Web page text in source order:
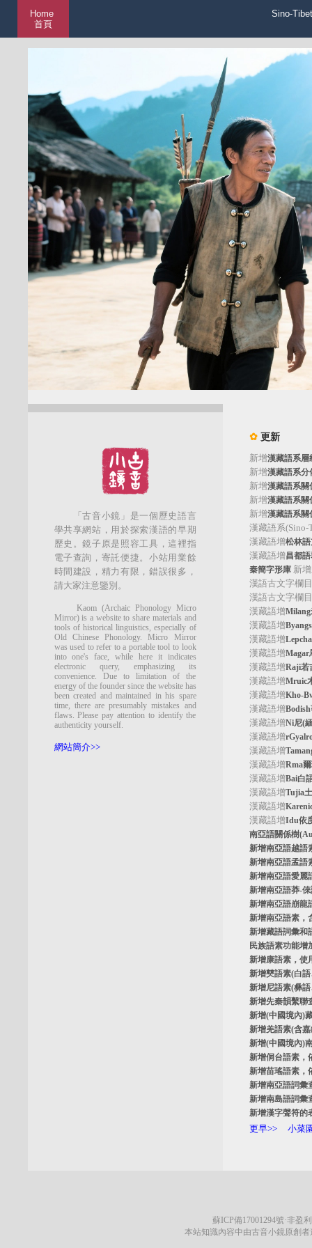
Home
首頁
Sino-
「古音小鏡」是一個歷史語言
學共享網站，用於探索漢語的早期
歷史。鏡子原是照容工具，這裡指
電子查詢，寄託便捷。小站用業餘
時間建設，精力有限，錯誤很多，
請大家注意鑒別。
Kaom (Archaic Phonology Micro
Mirror) is a website to share materials and
tools of historical linguistics, especially of
Old Chinese Phonology. Micro Mirror
was used to refer to a portable tool to look
into one's face, while here it indicates
electronic query, emphasizing its
convenience. Due to limitation of the
energy of the founder since the website has
been created and maintained in his spare
time, there are presumably mistakes and
flaws. Please pay attention to identify the
authenticity yourself.
網站簡介>>
✿ 更新
新增漢藏語系層
新增漢藏語系分
新增漢藏語系關
新增漢藏語系關
新增漢藏語系關
漢藏語系(Sino-
漢藏語增松林語
漢藏語增昌都語
秦簡字形庫新增
漢語古文字欄
漢語古文字欄
漢藏語增Milang
漢藏語增
漢藏語增
漢藏語增Magar
漢藏語增Raji若
漢藏語增Mruic
漢藏語增Kho-
漢藏語增
漢藏語增Ni尼(
漢藏語增
漢藏語增
漢藏語增Rma
漢藏語增Bai白
漢藏語增Tujia
漢藏語增
漢藏語增Idu依
南亞語關係樹
新增南亞語越語
新增南亞語孟語
新增南亞語愛麗
新增南亞語莽-倈
新增南亞語崩龍
新增南亞語素，
新增藏語詞彙和
民族語素功能
新增康語素，使
新增僰語素(白
新增尼語素(彝
新增先秦韻繫聯
新增(中國境內)
新增羌語素(含
新增(中國境內)
新增侗台語素，
新增苗瑤語素，
新增南亞語詞彙
新增南島語詞彙
新增漢字聲符的
更早>> 小菜
蘇ICP備17001294號·非盈
本站知識內容中由古音小鏡原創